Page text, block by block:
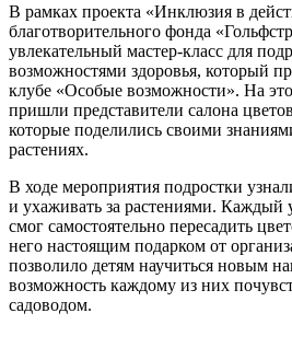
В рамках проекта «Инклюзия в
благотворительного фонда
увлекательный мастер-класс для
возможностями здоровья, который
клубе «Особые возможности». На
пришли представители салона
которые поделились своими
растениях.
В ходе мероприятия подростки
и ухаживать за растениями. Каждый
смог самостоятельно пересадить
него настоящим подарком от
позволило детям научиться новым
возможность каждому из них
садоводом.